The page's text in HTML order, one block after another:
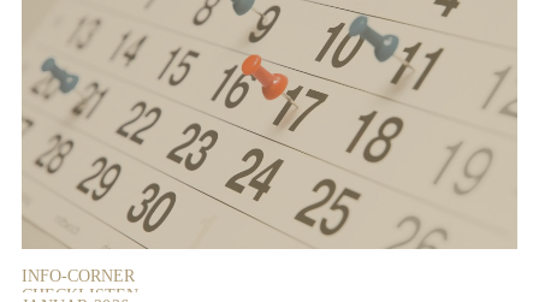
INFO-CORNER
CHECKLISTEN